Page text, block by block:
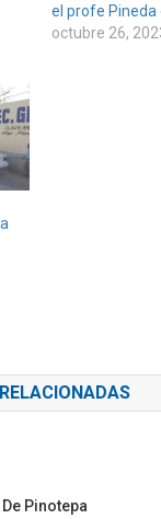
el profe Pineda
octubre 26,
Pinotepa